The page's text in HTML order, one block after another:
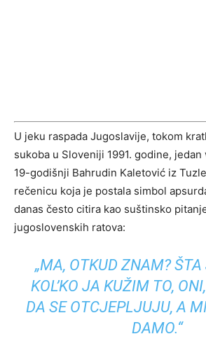
U jeku raspada Jugoslavije, tokom
sukoba u Sloveniji 1991. godine, jedan
19-godišnji Bahrudin Kaletović iz
rečenicu koja je postala simbol
danas često citira kao suštinsko
jugoslovenskih ratova:
„MA, OTKUD ZNAM?
KOL’KO JA KUŽIM TO,
DA SE OTCJEPLJUJU, A
DAMO.“